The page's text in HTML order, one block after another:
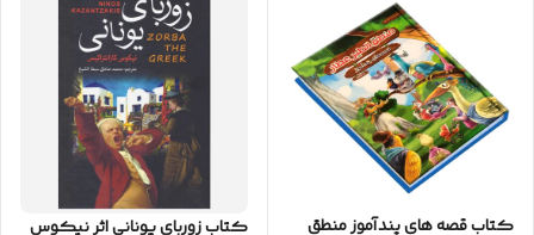
کتاب قصه های پندآموز منطق
کتاب زوربای یونانی اثر نیکوس